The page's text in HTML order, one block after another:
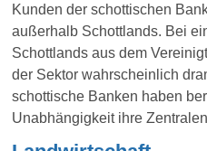
Kunden der schottischen
außerhalb Schottlands. Bei
Schottlands aus dem
der Sektor wahrscheinlich
schottische Banken haben
Unabhängigkeit ihre